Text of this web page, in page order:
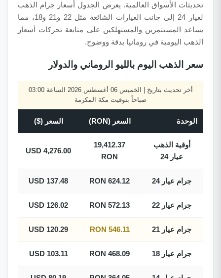
تحديثات الأسواق العالمية. يعرض الجدول أسعار جرام الذهب
لعيار 24 إلى جانب العيارات الشائعة مثل 22 و21 و18، مما
يساعد المستثمرين والمستهلكين على متابعة تحركات أسعار
الذهب اليومية في رومانيا بدقة ووضوح.
سعر الذهب اليوم بالليو الروماني والدولار
أخر تحديث بتاريخ | الخميس 06 أغسطس 2026 الساعة 03:00
صباحاً بتوقيت مكة المكرمة
الوحدة السعر (RON) السعر ($)
أوقية الذهب
عيار 24
19,412.37
RON
4,276.00 USD
جرام عيار 24 624.12 RON
137.48 USD
جرام عيار 22 572.13 RON
126.02 USD
جرام عيار 21 546.11 RON
120.29 USD
جرام عيار 18 468.09 RON
103.11 USD